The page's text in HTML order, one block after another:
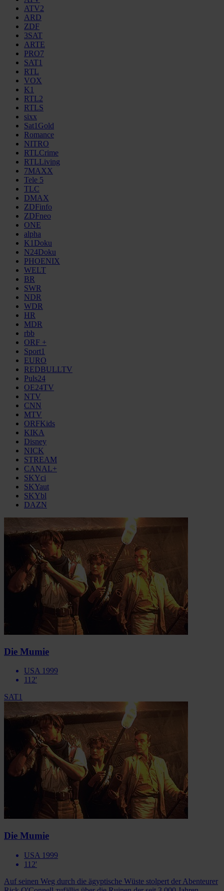
ATV2
ARD
ZDF
3SAT
ARTE
PRO7
SAT1
RTL
VOX
K1
RTL2
RTLS
sixx
Sat1Gold
Romance
NITRO
RTLCrime
RTLLiving
7MAXX
Tele 5
TLC
DMAX
ZDFinfo
ZDFneo
ONE
alpha
K1Doku
N24Doku
PHOENIX
WELT
BR
SWR
NDR
WDR
HR
MDR
rbb
ORF +
Sport1
EURO
REDBULLTV
Puls24
OE24TV
NTV
CNN
MTV
ORFKids
KIKA
Disney
NICK
STREAM
CANAL+
SKYci
SKYaut
SKYbl
DAZN
Die Mumie
USA 1999
112'
SAT1
Die Mumie
USA 1999
112'
Auf seinen Weg durch die ägyptische Wüste stolpert der Abenteurer